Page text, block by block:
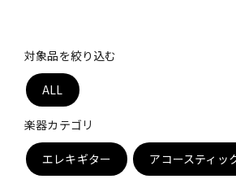
キーボード
対象品を絞り込む
ALL
楽器カテゴリ
エレキギター アコースティッ